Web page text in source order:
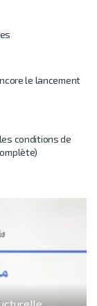
le lancement
conditions de